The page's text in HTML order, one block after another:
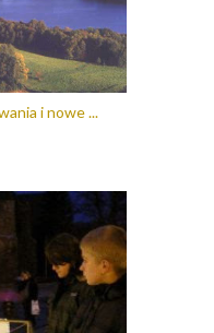
i nowe ...